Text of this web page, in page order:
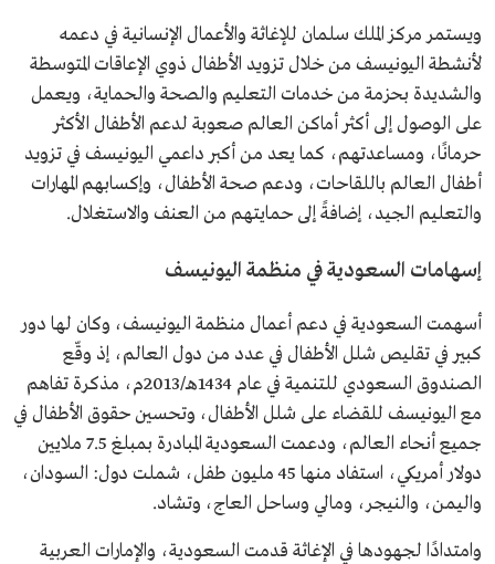
ويستمر مركز الملك سلمان للإغاثة والأعمال الإنسانية في دعمه
لأنشطة اليونيسف من خلال تزويد الأطفال ذوي الإعاقات المتوسطة
والشديدة بحزمة من خدمات التعليم والصحة والحماية، ويعمل
على الوصول إلى أكثر أماكن العالم صعوبة لدعم الأطفال الأكثر
حرمانًا، ومساعدتهم، كما يعد من أكبر داعمي اليونيسف في تزويد
أطفال العالم باللقاحات، ودعم صحة الأطفال، وإكسابهم المهارات
والتعليم الجيد، إضافةً إلى حمايتهم من العنف والاستغلال.
إسهامات السعودية في منظمة اليونيسف
أسهمت السعودية في دعم أعمال منظمة اليونيسف، وكان لها دور
كبير في تقليص شلل الأطفال في عدد من دول العالم، إذ وقّع
الصندوق السعودي للتنمية في عام 1434هـ/2013م، مذكرة تفاهم
مع اليونيسف للقضاء على شلل الأطفال، وتحسين حقوق الأطفال في
جميع أنحاء العالم، ودعمت السعودية المبادرة بمبلغ 7.5 ملايين
دولار أمريكي، استفاد منها 45 مليون طفل، شملت دول: السودان،
واليمن، والنيجر، ومالي وساحل العاج، وتشاد.
وامتدادًا لجهودها في الإغاثة قدمت السعودية، والإمارات العربية